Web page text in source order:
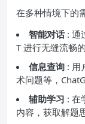
在多种情境下的
智能对话 : 通
T 进行无缝流畅
信息查询 : 用
术问题等，
辅助学习 : 在
内容，获取解题